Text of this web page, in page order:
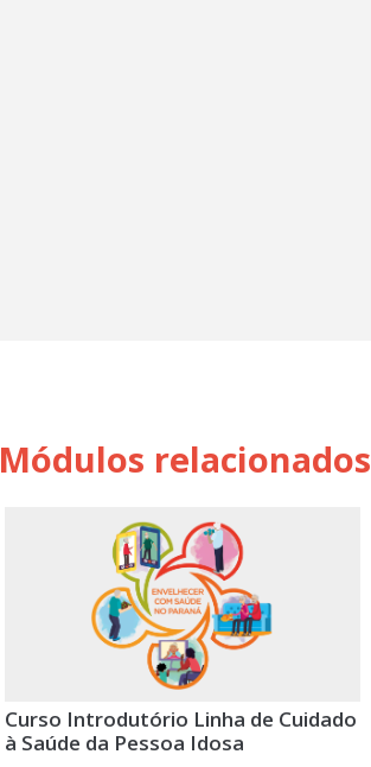
Módulos relacionados
Curso Introdutório Linha de Cuidado
à Saúde da Pessoa Idosa